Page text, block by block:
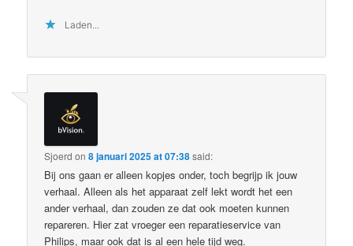
Laden...
Sjoerd on8 januari 2025 at 07:38said:
Bij ons gaan er alleen kopjes onder, toch begrijp ik jouw
verhaal. Alleen als het apparaat zelf lekt wordt het een
ander verhaal, dan zouden ze dat ook moeten kunnen
repareren. Hier zat vroeger een reparatieservice van
Philips, maar ook dat is al een hele tijd weg.